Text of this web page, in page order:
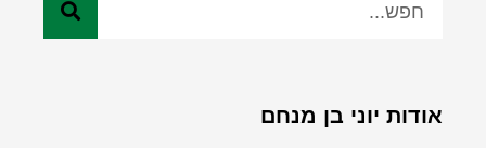
אודות יוני בן מנחם